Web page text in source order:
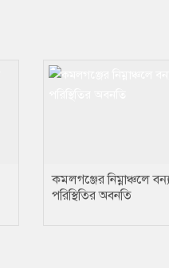
কমলগঞ্জের নিম্নাঞ্চলে
পরিস্থিতির অবনতি